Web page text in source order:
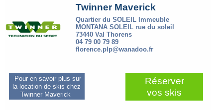
Twinner Maverick
Quartier du SOLEIL Immeuble
MONTANA SOLEIL rue du soleil
73440 Val Thorens
04 79 00 79 89
florence.plp@wanadoo.fr
Pour en savoir plus sur
la location de skis chez
Twinner Maverick
Réserver
vos skis